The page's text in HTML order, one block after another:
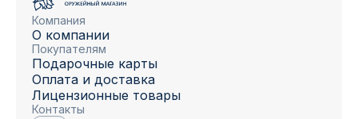
Компания
О компании
Покупателям
Подарочные карты
Оплата и доставка
Лицензионные товары
Контакты